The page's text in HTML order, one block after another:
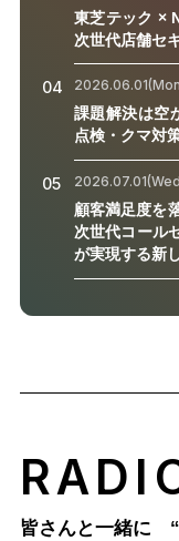
東芝テック ×
次世代店舗セ
04
課題解決は空
点検・クマ対
05
顧客満足度を
次世代コール
が実現する新
皆さんと一緒に